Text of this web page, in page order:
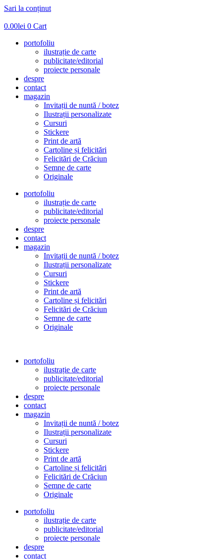
Sari la conținut
0.00lei 0 Cart
portofoliu
ilustrație de carte
publicitate/editorial
proiecte personale
despre
contact
magazin
Invitații de nuntă / botez
Ilustrații personalizate
Cursuri
Stickere
Print de artă
Cartoline și felicitări
Felicitări de Crăciun
Semne de carte
Originale
portofoliu
ilustrație de carte
publicitate/editorial
proiecte personale
despre
contact
magazin
Invitații de nuntă / botez
Ilustrații personalizate
Cursuri
Stickere
Print de artă
Cartoline și felicitări
Felicitări de Crăciun
Semne de carte
Originale
portofoliu
ilustrație de carte
publicitate/editorial
proiecte personale
despre
contact
magazin
Invitații de nuntă / botez
Ilustrații personalizate
Cursuri
Stickere
Print de artă
Cartoline și felicitări
Felicitări de Crăciun
Semne de carte
Originale
portofoliu
ilustrație de carte
publicitate/editorial
proiecte personale
despre
contact